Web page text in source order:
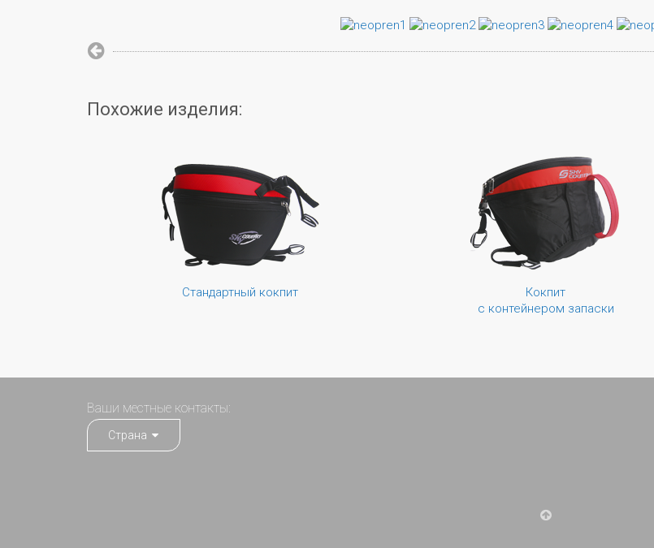
Похожие изделия:
Стандартный кокпит
Кокпит
с контейнером запаски
Ваши местные контакты:
Страна